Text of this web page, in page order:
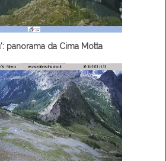
panorama da Cima Motta